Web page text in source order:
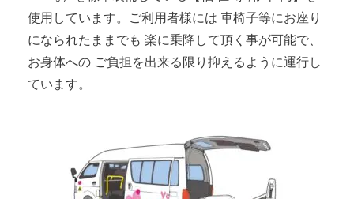
使用しています。ご利用者様には 車椅子等にお座り
になられたままでも 楽に乗降して頂く事が可能で、
お身体への ご負担を出来る限り抑えるように運行し
ています。